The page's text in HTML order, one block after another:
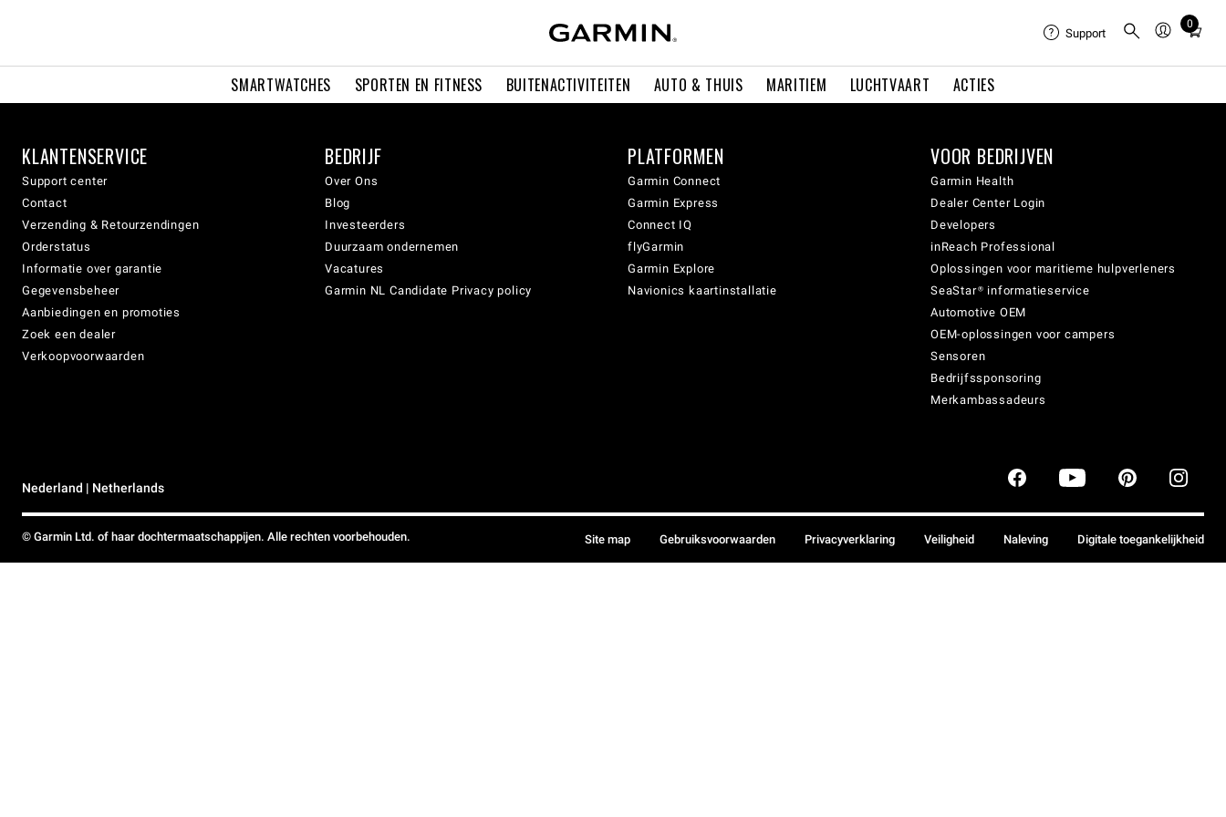
SMARTWATCHES SPORTEN EN FITNESS BUITENACTIVITEITEN AUTO & THUIS MARITIEM LUCHTVAART ACTIES
Support
0
Total
cart:
KLANTENSERVICE
Support center
Contact
Verzending & Retourzendingen
Orderstatus
Informatie over garantie
Gegevensbeheer
Aanbiedingen en promoties
Zoek een dealer
Verkoopvoorwaarden
BEDRIJF
Over Ons
Blog
Investeerders
Duurzaam ondernemen
Vacatures
Garmin NL Candidate Privacy policy
PLATFORMEN
Garmin Connect
Garmin Express
Connect IQ
flyGarmin
Garmin Explore
Navionics kaartinstallatie
VOOR BEDRIJVEN
Garmin Health
Dealer Center Login
Developers
inReach Professional
Oplossingen voor maritieme hulpverleners
SeaStar® informatieservice
Automotive OEM
OEM-oplossingen voor campers
Sensoren
Bedrijfssponsoring
Merkambassadeurs
Nederland | Netherlands
© Garmin Ltd. of haar dochtermaatschappijen. Alle rechten voorbehouden. Site map Gebruiksvoorwaarden Privacyverklaring Veiligheid Naleving Digitale toegankelijkheid